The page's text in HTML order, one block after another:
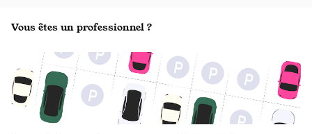
Vous êtes un professionnel ?